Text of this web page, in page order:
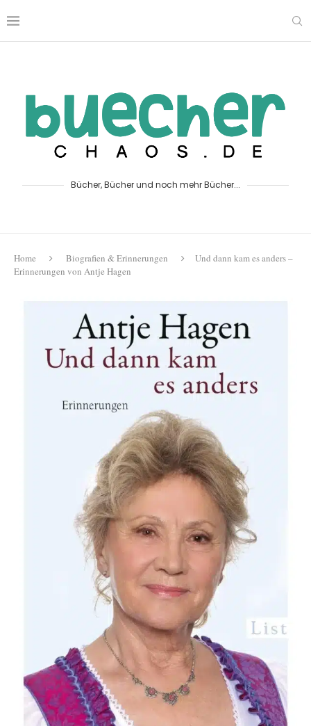
Bücher, Bücher und noch mehr Bücher...
Home Biografien & Erinnerungen
Und dann kam es anders –
Erinnerungen von Antje Hagen